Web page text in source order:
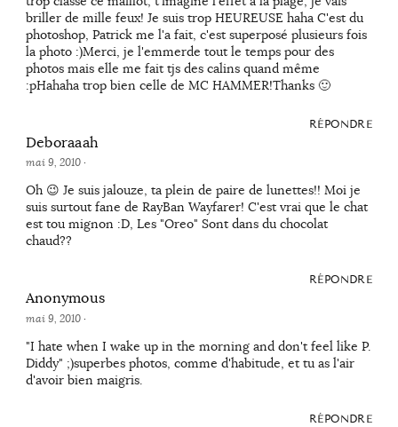
briller de mille feux! Je suis trop HEUREUSE haha C'est du
photoshop, Patrick me l'a fait, c'est superposé plusieurs fois
la photo :)Merci, je l'emmerde tout le temps pour des
photos mais elle me fait tjs des calins quand même
:pHahaha trop bien celle de MC HAMMER!Thanks 🙂
RÉPONDRE
Deboraaah
mai 9, 2010·
Oh 😉 Je suis jalouze, ta plein de paire de lunettes!! Moi je
suis surtout fane de RayBan Wayfarer! C'est vrai que le chat
est tou mignon :D, Les "Oreo" Sont dans du chocolat
chaud??
RÉPONDRE
Anonymous
mai 9, 2010·
"I hate when I wake up in the morning and don't feel like P.
Diddy" ;)superbes photos, comme d'habitude, et tu as l'air
d'avoir bien maigris.
RÉPONDRE